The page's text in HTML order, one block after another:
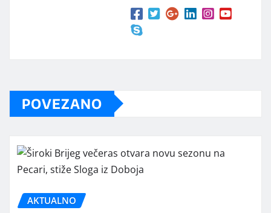
POVEZANO
AKTUALNO